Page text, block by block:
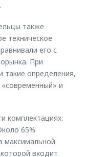
также
техническое
его с
При
такие определения,
и
комплектациях:
65%
максимальной
входит